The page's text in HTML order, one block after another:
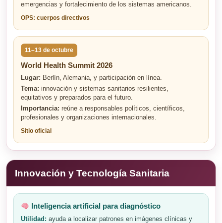
emergencias y fortalecimiento de los sistemas americanos.
OPS: cuerpos directivos
11–13 de octubre
World Health Summit 2026
Lugar: Berlín, Alemania, y participación en línea.
Tema: innovación y sistemas sanitarios resilientes,
equitativos y preparados para el futuro.
Importancia: reúne a responsables políticos, científicos,
profesionales y organizaciones internacionales.
Sitio oficial
Innovación y Tecnología Sanitaria
Inteligencia artificial para diagnóstico
Utilidad: ayuda a localizar patrones en imágenes clínicas y